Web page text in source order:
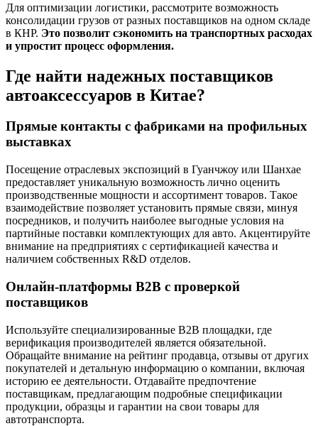
Для оптимизации логистики, рассмотрите возможность
консолидации грузов от разных поставщиков на одном складе
в КНР. Это позволит сэкономить на транспортных расходах
и упростит процесс оформления.
Где найти надежных поставщиков
автоаксессуаров в Китае?
Прямые контакты с фабриками на профильных
выставках
Посещение отраслевых экспозиций в Гуанчжоу или Шанхае
предоставляет уникальную возможность лично оценить
производственные мощности и ассортимент товаров. Такое
взаимодействие позволяет установить прямые связи, минуя
посредников, и получить наиболее выгодные условия на
партийные поставки комплектующих для авто. Акцентируйте
внимание на предприятиях с сертификацией качества и
наличием собственных R&D отделов.
Онлайн-платформы B2B с проверкой
поставщиков
Используйте специализированные B2B площадки, где
верификация производителей является обязательной.
Обращайте внимание на рейтинг продавца, отзывы от других
покупателей и детальную информацию о компании, включая
историю ее деятельности. Отдавайте предпочтение
поставщикам, предлагающим подробные спецификации
продукции, образцы и гарантии на свои товары для
автотранспорта.